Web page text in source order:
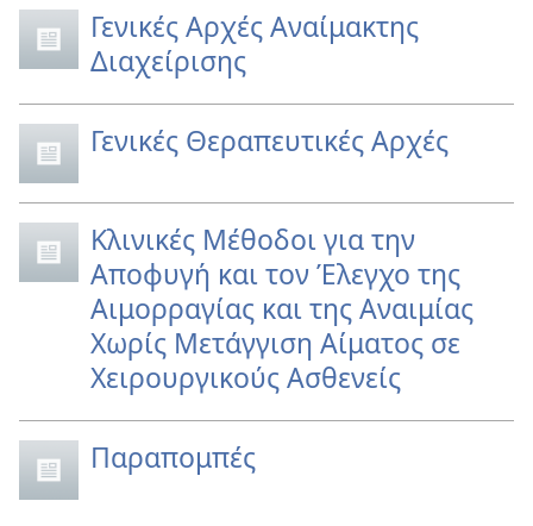
Γενικές Αρχές Αναίμακτης
Διαχείρισης
Γενικές Θεραπευτικές Αρχές
Κλινικές Μέθοδοι για την
Αποφυγή και τον Έλεγχο της
Αιμορραγίας και της Αναιμίας
Χωρίς Μετάγγιση Αίματος σε
Χειρουργικούς Ασθενείς
Παραπομπές